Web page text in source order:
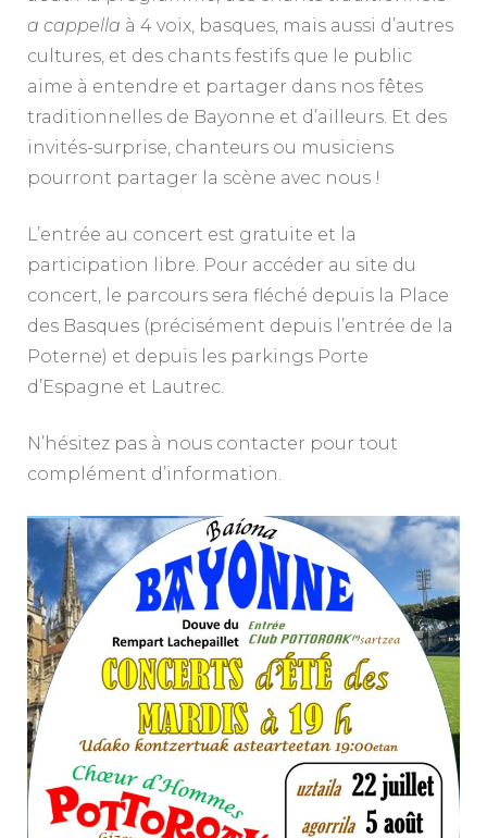
a cappella à 4 voix, basques, mais aussi d’autres
cultures, et des chants festifs que le public
aime à entendre et partager dans nos fêtes
traditionnelles de Bayonne et d’ailleurs. Et des
invités-surprise, chanteurs ou musiciens
pourront partager la scène avec nous !
L’entrée au concert est gratuite et la
participation libre. Pour accéder au site du
concert, le parcours sera fléché depuis la Place
des Basques (précisément depuis l’entrée de la
Poterne) et depuis les parkings Porte
d’Espagne et Lautrec.
N’hésitez pas à nous contacter pour tout
complément d’information.